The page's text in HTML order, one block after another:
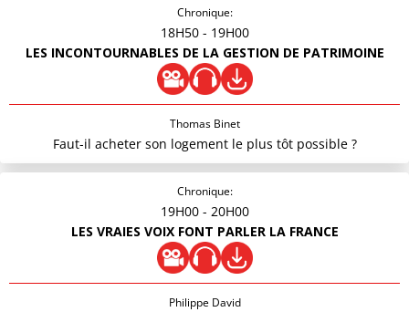
Chronique:
18H50 - 19H00
LES INCONTOURNABLES DE LA GESTION DE PATRIMOINE
Thomas Binet
Faut-il acheter son logement le plus tôt possible ?
Chronique:
19H00 - 20H00
LES VRAIES VOIX FONT PARLER LA FRANCE
Philippe David